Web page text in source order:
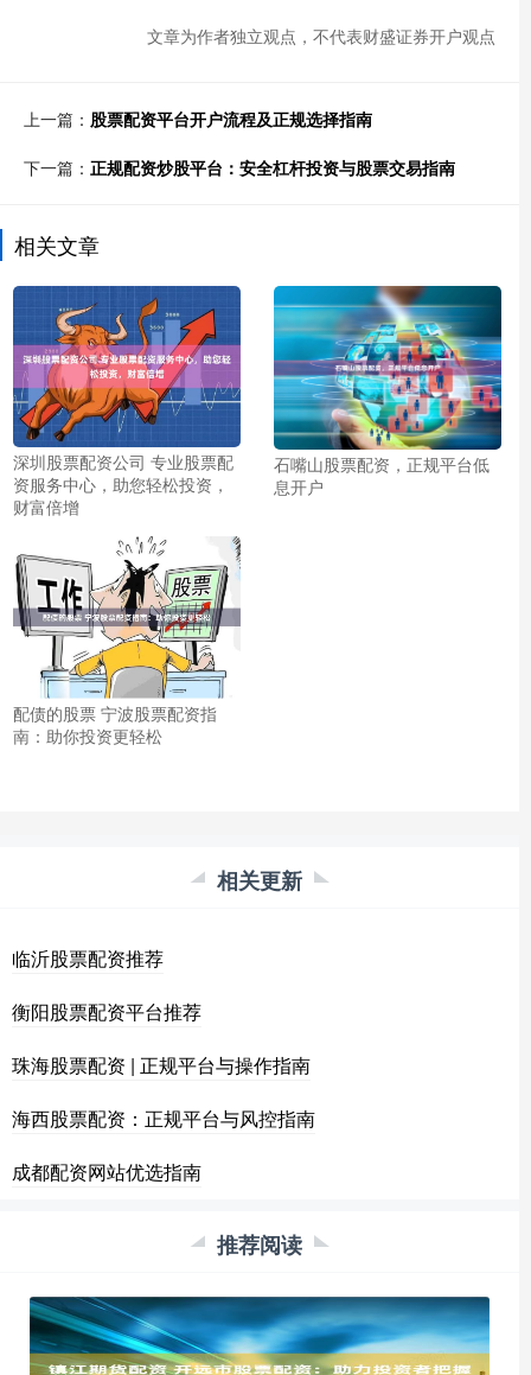
文章为作者独立观点，不代表财盛证券开户观点
上一篇： 股票配资平台开户流程及正规选择指南
下一篇： 正规配资炒股平台：安全杠杆投资与股票交易指南
相关文章
深圳股票配资公司 专业股票配
资服务中心，助您轻松投资，
财富倍增
石嘴山股票配资，正规平台低
息开户
配债的股票 宁波股票配资指
南：助你投资更轻松
相关更新
临沂股票配资推荐
衡阳股票配资平台推荐
珠海股票配资 | 正规平台与操作指南
海西股票配资：正规平台与风控指南
成都配资网站优选指南
推荐阅读